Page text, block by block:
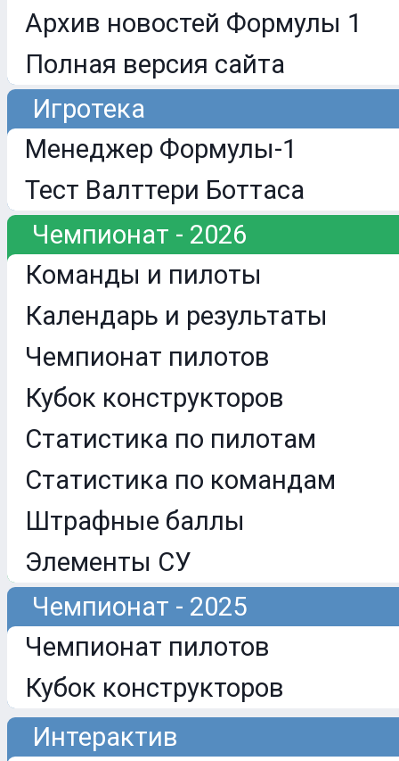
Архив новостей Формулы 1
Полная версия сайта
Игротека
Менеджер Формулы-1
Тест Валттери Боттаса
Чемпионат - 2026
Команды и пилоты
Календарь и результаты
Чемпионат пилотов
Кубок конструкторов
Статистика по пилотам
Статистика по командам
Штрафные баллы
Элементы СУ
Чемпионат - 2025
Чемпионат пилотов
Кубок конструкторов
Интерактив